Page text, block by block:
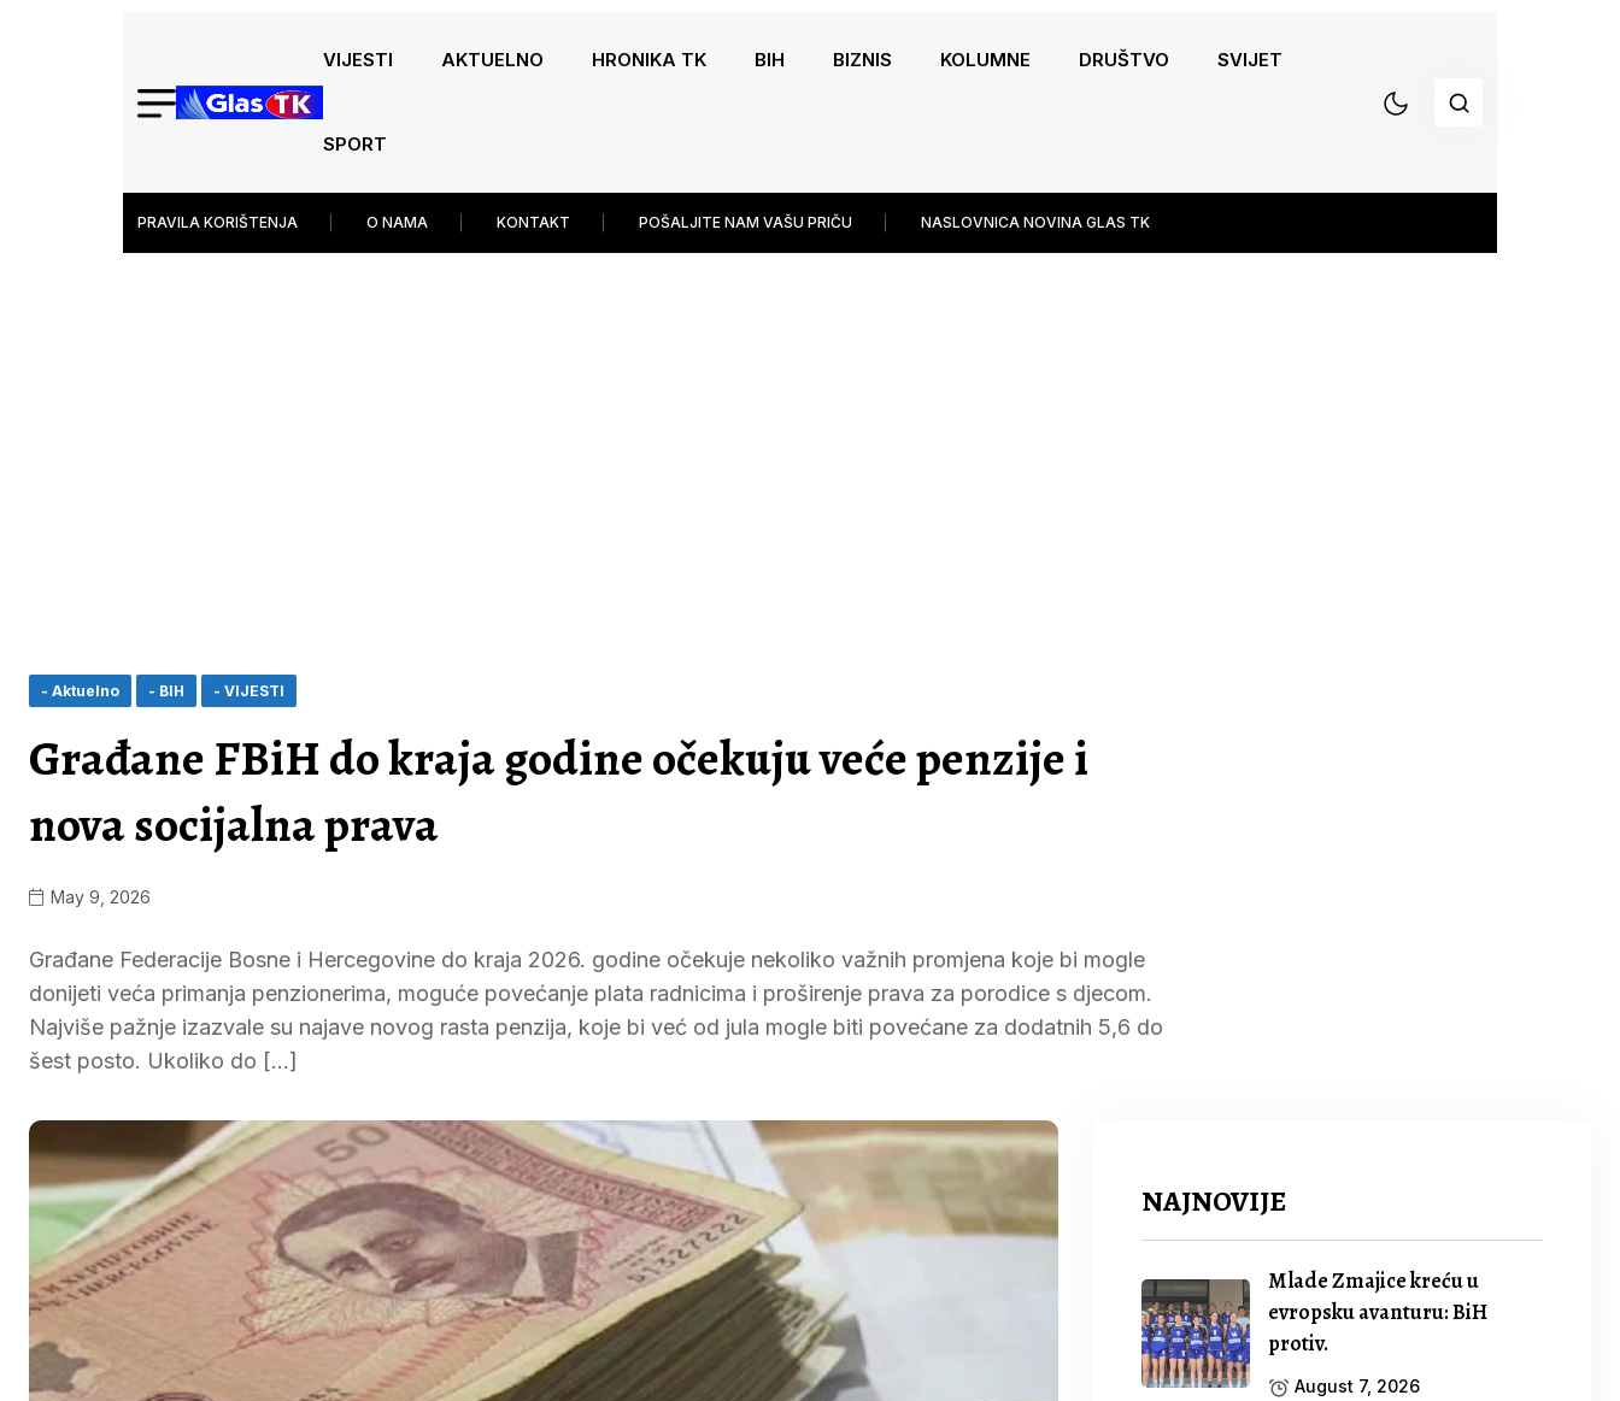
VIJESTI AKTUELNO HRONIKA TK BIH BIZNIS KOLUMNE DRUŠTVO SVIJET
SPORT
PRAVILA KORIŠTENJA O NAMA KONTAKT POŠALJITE NAM VAŠU PRIČU NASLOVNICA NOVINA GLAS TK
- Aktuelno - BIH - VIJESTI
Građane FBiH do kraja godine očekuju veće penzije i
nova socijalna prava
May 9, 2026
Građane Federacije Bosne i Hercegovine do kraja 2026. godine očekuje nekoliko važnih promjena koje bi mogle
donijeti veća primanja penzionerima, moguće povećanje plata radnicima i proširenje prava za porodice s djecom.
Najviše pažnje izazvale su najave novog rasta penzija, koje bi već od jula mogle biti povećane za dodatnih 5,6 do
šest posto. Ukoliko do […]
NAJNOVIJE
Mlade Zmajice kreću u
evropsku avanturu: BiH
protiv.
August 7, 2026